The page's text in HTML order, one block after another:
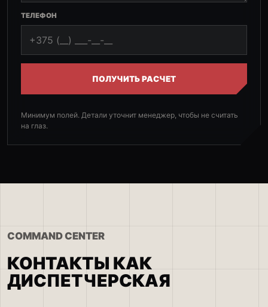
ТЕЛЕФОН
ПОЛУЧИТЬ РАСЧЕТ
Минимум полей. Детали уточнит менеджер, чтобы не считать
на глаз.
COMMAND CENTER
КОНТАКТЫ КАК
ДИСПЕТЧЕРСКАЯ